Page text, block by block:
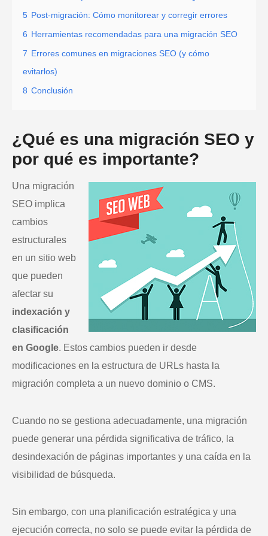
5 Post-migración: Cómo monitorear y corregir errores
6 Herramientas recomendadas para una migración SEO
7 Errores comunes en migraciones SEO (y cómo
evitarlos)
8 Conclusión
¿Qué es una migración SEO y
por qué es importante?
Una migración
SEO implica
cambios
estructurales
en un sitio web
que pueden
afectar su
indexación y
clasificación
en Google. Estos cambios pueden ir desde
modificaciones en la estructura de URLs hasta la
migración completa a un nuevo dominio o CMS.
Cuando no se gestiona adecuadamente, una migración
puede generar una pérdida significativa de tráfico, la
desindexación de páginas importantes y una caída en la
visibilidad de búsqueda.
Sin embargo, con una planificación estratégica y una
ejecución correcta, no solo se puede evitar la pérdida de